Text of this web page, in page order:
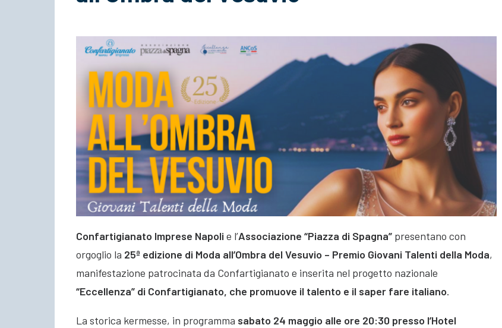
Confartigianato Imprese Napoli e l’Associazione “Piazza di Spagna” presentano con
orgoglio la 25ª edizione di Moda all’Ombra del Vesuvio – Premio Giovani Talenti della Moda,
manifestazione patrocinata da Confartigianato e inserita nel progetto nazionale
“Eccellenza” di Confartigianato, che promuove il talento e il saper fare italiano.
La storica kermesse, in programma sabato 24 maggio alle ore 20:30 presso l’Hotel